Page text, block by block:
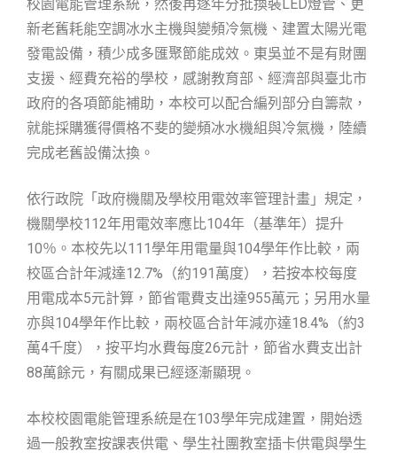
校園電能管理系統，然後再逐年分批換裝LED燈管、更
新老舊耗能空調冰水主機與變頻冷氣機、建置太陽光電
發電設備，積少成多匯聚節能成效。東吳並不是有財團
支援、經費充裕的學校，感謝教育部、經濟部與臺北市
政府的各項節能補助，本校可以配合編列部分自籌款，
就能採購獲得價格不斐的變頻冰水機組與冷氣機，陸續
完成老舊設備汰換。
依行政院「政府機關及學校用電效率管理計畫」規定，
機關學校112年用電效率應比104年（基準年）提升
10％。本校先以111學年用電量與104學年作比較，兩
校區合計年減達12.7%（約191萬度），若按本校每度
用電成本5元計算，節省電費支出達955萬元；另用水量
亦與104學年作比較，兩校區合計年減亦達18.4%（約3
萬4千度），按平均水費每度26元計，節省水費支出計
88萬餘元，有關成果已經逐漸顯現。
本校校園電能管理系統是在103學年完成建置，開始透
過一般教室按課表供電、學生社團教室插卡供電與學生